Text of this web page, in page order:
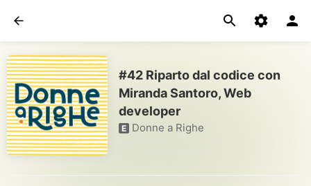
#42 Riparto dal codice con
Miranda Santoro, Web
developer
E Donne a Righe